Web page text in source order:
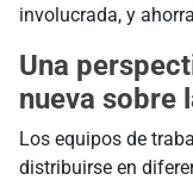
involucrada, y
Una
nueva sobre
Los equipos de
distribuirse en